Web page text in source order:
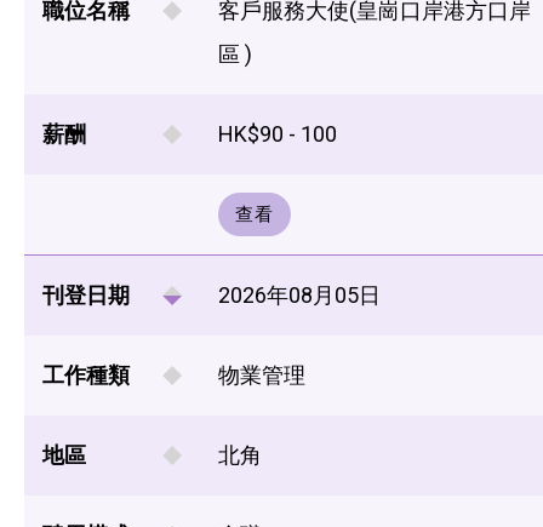
職位名稱
客戶服務大使(皇崗口岸港方口岸
區 )
薪酬 HK$90 - 100
查看
刊登日期 2026年08月05日
工作種類 物業管理
地區 北角